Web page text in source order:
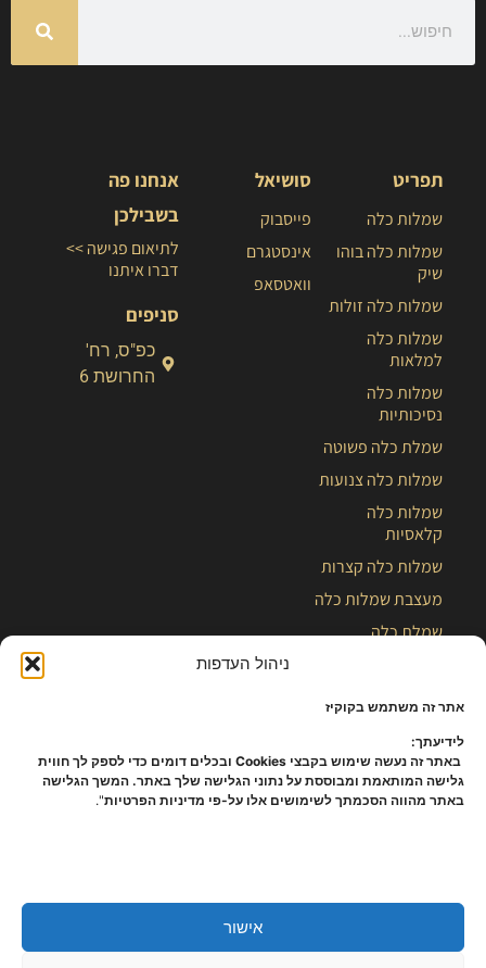
ניהול העדפות
אתר זה משתמש בקוקיז
לידיעתך:
באתר זה נעשה שימוש בקבצי Cookies ובכלים דומים כדי לספק לך חווית
גלישה המותאמת ומבוססת על נתוני הגלישה שלך באתר. המשך הגלישה
באתר מהווה הסכמתך לשימושים אלו על-פי מדיניות הפרטיות".
אישור
תפריט
שמלות כלה
שמלות כלה בוהו
שיק
שמלות כלה זולות
שמלות כלה
למלאות
שמלות כלה
נסיכותיות
שמלת כלה פשוטה
שמלות כלה צנועות
שמלות כלה
קלאסיות
שמלות כלה קצרות
מעצבת שמלות כלה
שמלת כלה
סושיאל
פייסבוק
אינסטגרם
וואטסאפ
אנחנו פה
בשבילכן
לתיאום פגישה >>
דברו איתנו
סניפים
כפ"ס, רח'
החרושת 6
כל הזכויות שמורות – קלייר |מפת אתר|הצהרת נגישות|תקנון ומידניות